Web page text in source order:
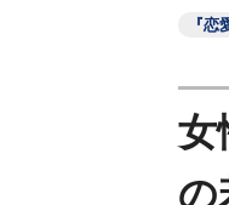
『恋
女
の